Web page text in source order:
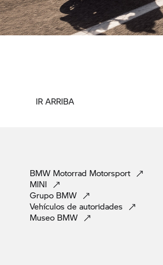
IR ARRIBA
BMW Motorrad Motorsport
MINI
Grupo BMW
Vehículos de autoridades
Museo BMW